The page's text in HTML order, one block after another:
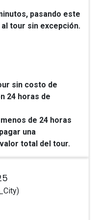
pasando este
tour sin excepción.
sin costo de
24 horas de
de 24 horas
una
total del tour.
)